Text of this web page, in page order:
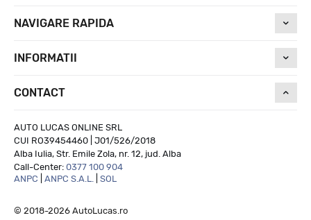
NAVIGARE RAPIDA
INFORMATII
CONTACT
AUTO LUCAS ONLINE SRL
CUI RO39454460 | J01/526/2018
Alba Iulia, Str. Emile Zola, nr. 12, jud. Alba
Call-Center: 0377 100 904
ANPC
ANPC S.A.L. SOL
© 2018-2026 AutoLucas.ro